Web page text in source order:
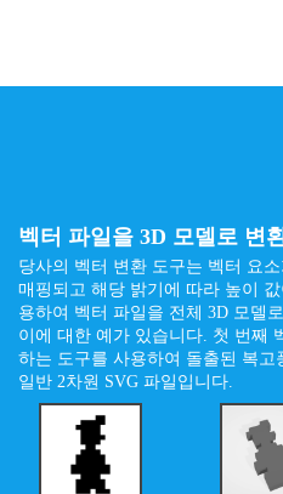
벡터 파일을 3D 모델로 변
당사의 벡터 변환 도구는 벡터 요
매핑되고 해당 밝기에 따라 높이
용하여 벡터 파일을 전체 3D 모델
이에 대한 예가 있습니다. 첫 번째
하는 도구를 사용하여 돌출된 복고
일반 2차원 SVG 파일입니다.